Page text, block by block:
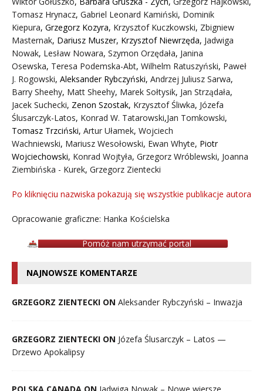
Tomasz Hrynacz, Gabriel Leonard Kamiński, Dominik
Kiepura, Grzegorz Kozyra, Krzysztof Kuczkowski, Zbigniew
Masternak, Dariusz Muszer, Krzysztof Niewrzęda, Jadwiga
Nowak, Lesław Nowara, Szymon Orzędała, Janina
Osewska, Teresa Podemska-Abt, Wilhelm Ratuszyński, Paweł
J. Rogowski, Aleksander Rybczyński, Andrzej Juliusz Sarwa,
Barry Sheehy, Matt Sheehy, Marek Sołtysik, Jan Strządała,
Jacek Suchecki, Zenon Szostak, Krzysztof Śliwka, Józefa
Ślusarczyk-Latos, Konrad W. Tatarowski,Jan Tomkowski,
Tomasz Trzciński, Artur Ułamek, Wojciech
Wachniewski, Mariusz Wesołowski, Ewan Whyte, Piotr
Wojciechowski, Konrad Wojtyła, Grzegorz Wróblewski, Joanna
Ziembińska - Kurek, Grzegorz Zientecki
Po kliknięciu nazwiska pokazują się wszystkie publikacje autora
Opracowanie graficzne: Hanka Kościelska
Pomóż nam utrzymać portal
NAJNOWSZE KOMENTARZE
GRZEGORZ ZIENTECKI ON Aleksander Rybczyński – Inwazja
GRZEGORZ ZIENTECKI ON Józefa Ślusarczyk – Latos —
Drzewo Apokalipsy